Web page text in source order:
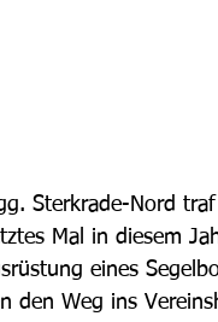
Sterkrade-Nord
Mal in diesem
eines
den Weg ins